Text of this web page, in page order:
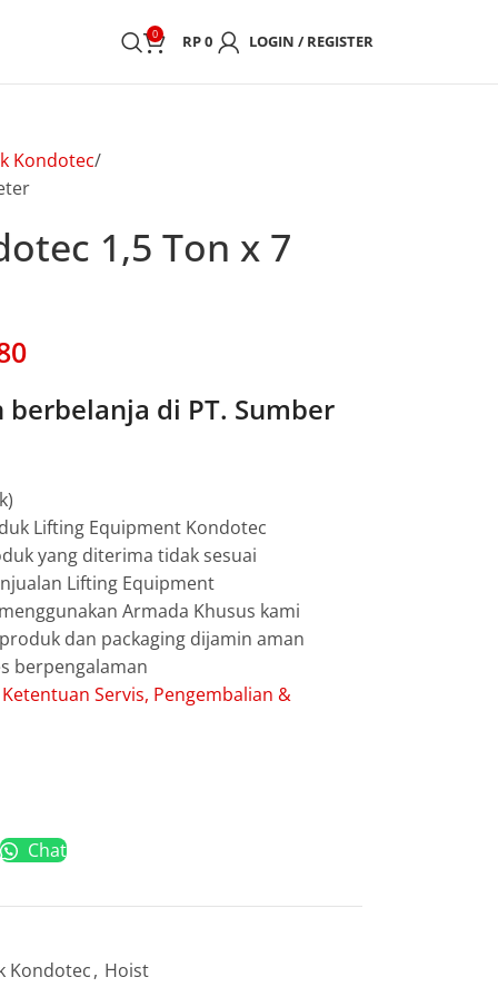
0 RP0 LOGIN / REGISTER
Kondotec
1,5 Ton x 7
di PT. Sumber
Lifting Equipment Kondotec
yang diterima tidak sesuai
Lifting Equipment
Armada Khusus kami
dan packaging dijamin aman
berpengalaman
Ketentuan Servis, Pengembalian &
Chat
Kondotec, Hoist